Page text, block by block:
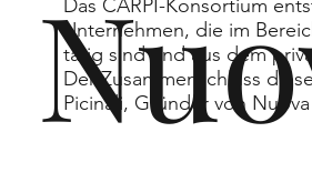
Das CARPI-Konsortium
Unternehmen, die im
tätig sind und aus dem
Der Zusammenschluss
Picinali, Gründer von